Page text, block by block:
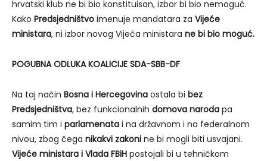
hrvatski klub ne bi bio konstituisan, izbor bi bio nemoguć.
Kako Predsjedništvo imenuje mandatara za Vijeće
ministara, ni izbor novog Vijeća ministara ne bi bio moguć.
POGUBNA ODLUKA KOALICIJE SDA-SBB-DF
Na taj način Bosna i Hercegovina ostala bi bez
Predsjedništva, bez funkcionalnih domova naroda pa
samim tim i parlamenata i na državnom i na federalnom
nivou, zbog čega nikakvi zakoni ne bi mogli biti usvajani.
Vijeće ministara i Vlada FBiH postojali bi u tehničkom